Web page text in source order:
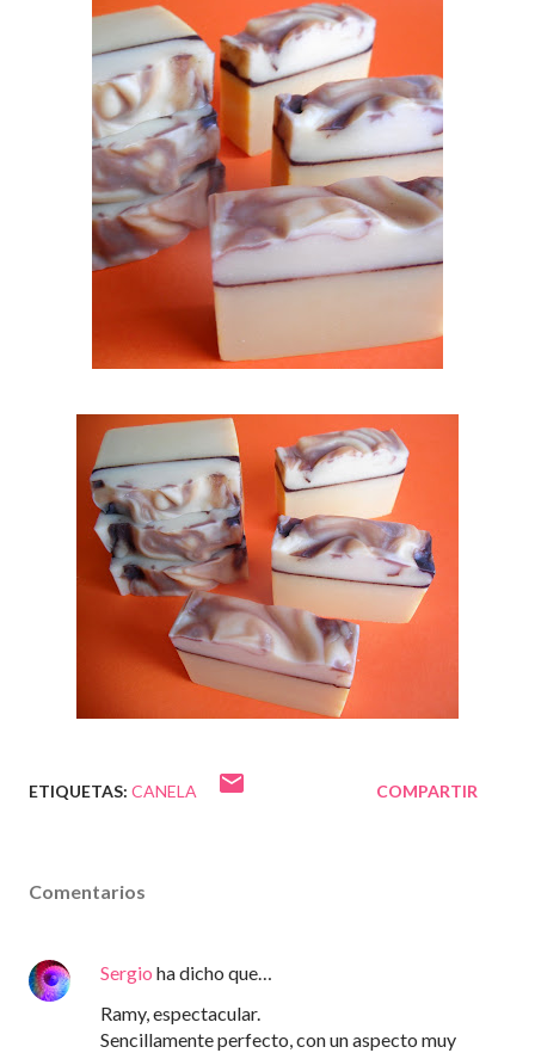
ETIQUETAS: CANELA COMPARTIR
Comentarios
Sergio ha dicho que…
Ramy, espectacular.
Sencillamente perfecto, con un aspecto muy